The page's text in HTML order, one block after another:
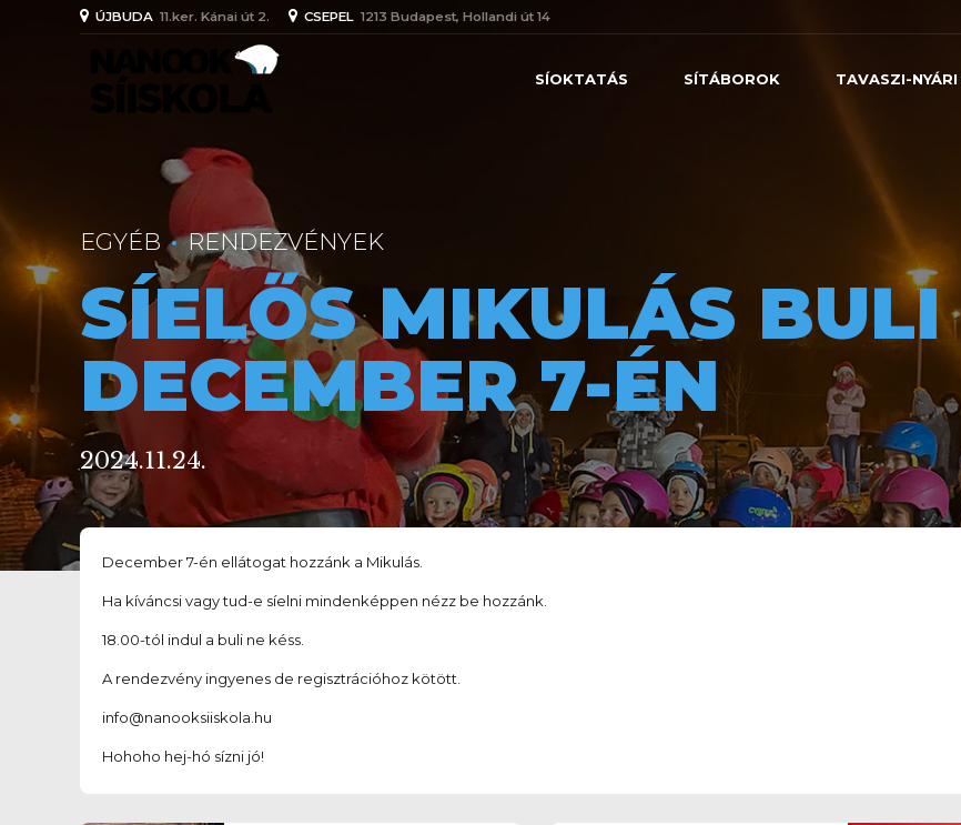
ÚJBUDA 11.ker. Kánai út 2. CSEPEL 1213 Budapest, Hollandi út 14
SÍOKTATÁS SÍTÁBOROK TAVASZI-
EGYÉB RENDEZVÉNYEK
SÍELŐS MIKULÁS BULI
DECEMBER 7-ÉN
2024.11.24.
December 7-én ellátogat hozzánk a Mikulás.
Ha kíváncsi vagy tud-e síelni mindenképpen nézz be hozzánk.
18.00-tól indul a buli ne késs.
A rendezvény ingyenes de regisztrációhoz kötött.
info@nanooksiiskola.hu
Hohoho hej-hó sízni jó!